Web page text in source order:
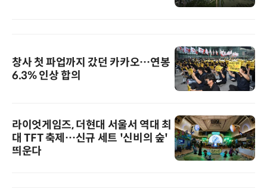
창사 첫 파업까지 갔던 카카오…연봉
6.3% 인상 합의
라이엇게임즈, 더현대 서울서 역대 최
대 TFT 축제…신규 세트 '신비의 숲'
띄운다